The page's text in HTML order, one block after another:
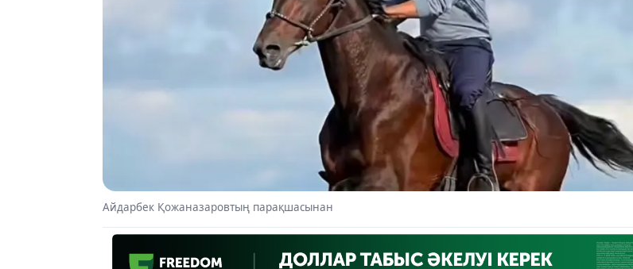
Айдарбек Қожаназаровтың парақшасынан